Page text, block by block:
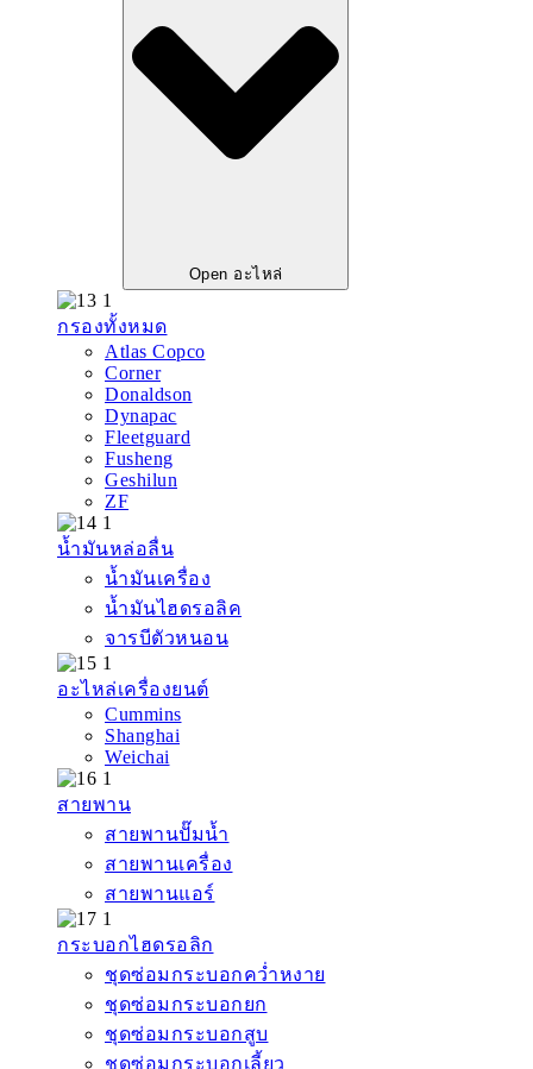
Open อะไหล่
กรองทั้งหมด
Atlas Copco
Corner
Donaldson
Dynapac
Fleetguard
Fusheng
Geshilun
ZF
น้ำมันหล่อลื่น
น้ำมันเครื่อง
น้ำมันไฮดรอลิค
จารบีตัวหนอน
อะไหล่เครื่องยนต์
Cummins
Shanghai
Weichai
สายพาน
สายพานปั๊มน้ำ
สายพานเครื่อง
สายพานแอร์
กระบอกไฮดรอลิก
ชุดซ่อมกระบอกคว่ำหงาย
ชุดซ่อมกระบอกยก
ชุดซ่อมกระบอกสูบ
ชุดซ่อมกระบอกเลี้ยว